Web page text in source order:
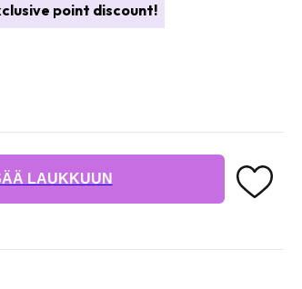
point discount!
LAUKKUUN